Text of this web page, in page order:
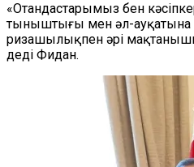
«Отандастарымыз бен
тыныштығы мен әл-ауқатына
ризашылықпен әрі
деді Фидан.